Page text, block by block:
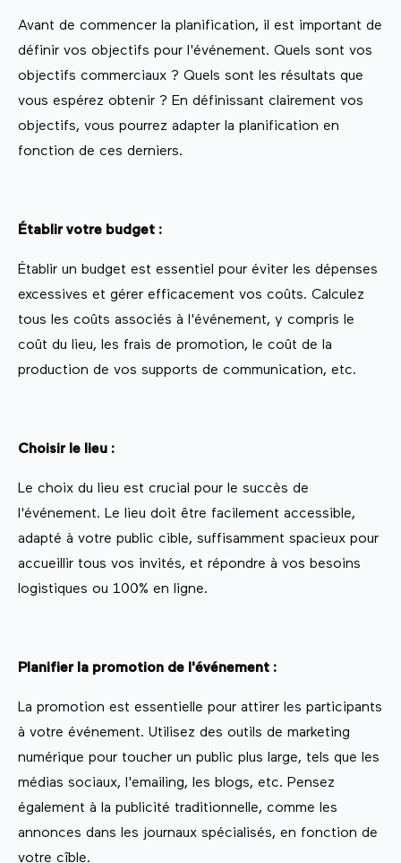
Avant de commencer la planification, il est important de
définir vos objectifs pour l'événement. Quels sont vos
objectifs commerciaux ? Quels sont les résultats que
vous espérez obtenir ? En définissant clairement vos
objectifs, vous pourrez adapter la planification en
fonction de ces derniers.
Établir votre budget :
Établir un budget est essentiel pour éviter les dépenses
excessives et gérer efficacement vos coûts. Calculez
tous les coûts associés à l'événement, y compris le
coût du lieu, les frais de promotion, le coût de la
production de vos supports de communication, etc.
Choisir le lieu :
Le choix du lieu est crucial pour le succès de
l'événement. Le lieu doit être facilement accessible,
adapté à votre public cible, suffisamment spacieux pour
accueillir tous vos invités, et répondre à vos besoins
logistiques ou 100% en ligne.
Planifier la promotion de l'événement :
La promotion est essentielle pour attirer les participants
à votre événement. Utilisez des outils de marketing
numérique pour toucher un public plus large, tels que les
médias sociaux, l'emailing, les blogs, etc. Pensez
également à la publicité traditionnelle, comme les
annonces dans les journaux spécialisés, en fonction de
votre cîble.